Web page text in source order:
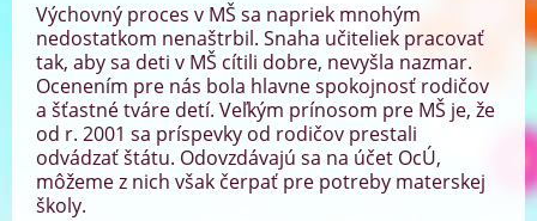
Výchovný proces v MŠ sa napriek mnohým
nedostatkom nenaštrbil. Snaha učiteliek pracovať
tak, aby sa deti v MŠ cítili dobre, nevyšla nazmar.
Ocenením pre nás bola hlavne spokojnosť rodičov
a šťastné tváre detí. Veľkým prínosom pre MŠ je, že
od r. 2001 sa príspevky od rodičov prestali
odvádzať štátu. Odovzdávajú sa na účet OcÚ,
môžeme z nich však čerpať pre potreby materskej
školy.